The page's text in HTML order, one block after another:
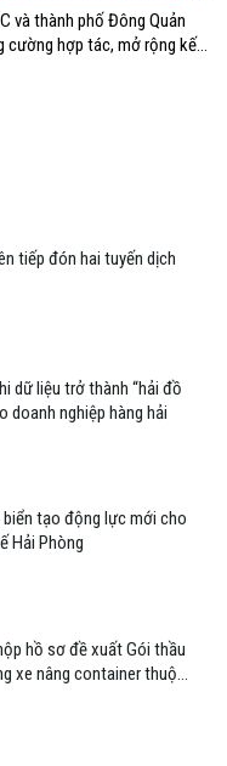
và thành phố Đông Quản
cường hợp tác, mở rộng kết
tiếp đón hai tuyến dịch
dữ liệu trở thành “hải đồ
doanh nghiệp hàng hải
biển tạo động lực mới cho
Hải Phòng
hồ sơ đề xuất Gói thầu
xe nâng container thuộc
Việt Nam – CTCP”